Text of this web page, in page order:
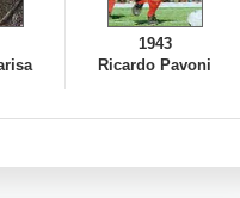
1943
Ricardo Pavoni